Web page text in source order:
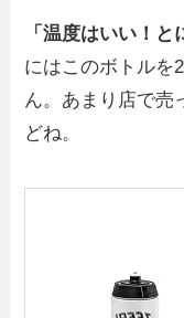
「温度はいい！と
にはこのボトルを
ん。あまり店で売
どね。